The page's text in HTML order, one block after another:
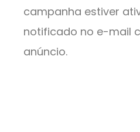
campanha estiver
notificado no e-mail
anúncio.